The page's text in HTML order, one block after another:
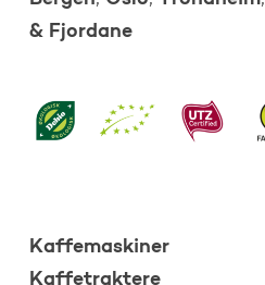
& Fjordane
Kaffemaskiner
Kaffetraktere